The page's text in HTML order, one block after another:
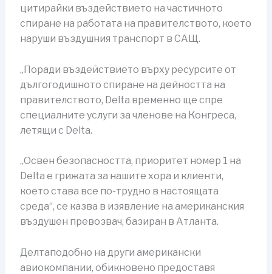
цитирайки въздействието на частичното
спиране на работата на правителството, което
наруши въздушния транспорт в САЩ.
„Поради въздействието върху ресурсите от
дългогодишното спиране на дейността на
правителството, Delta временно ще спре
специалните услуги за членове на Конгреса,
летящи с Delta.
„Освен безопасността, приоритет номер 1 на
Delta е грижата за нашите хора и клиенти,
което става все по-трудно в настоящата
среда“, се казва в изявление на американския
въздушен превозвач, базиран в Атланта.
Делтаподобно на други американски
авиокомпании, обикновено предоставя